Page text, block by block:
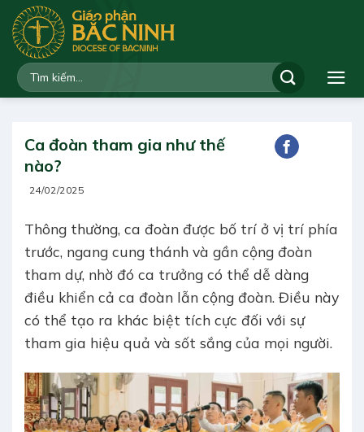
qua
dung
Ca đoàn tham gia như thế
nào?
24/02/2025
Thông thường, ca đoàn được bố trí ở vị trí phía
trước, ngang cung thánh và gần cộng đoàn
tham dự, nhờ đó ca trưởng có thể dễ dàng
điều khiển cả ca đoàn lẫn cộng đoàn. Điều này
có thể tạo ra khác biệt tích cực đối với sự
tham gia hiệu quả và sốt sắng của mọi người.